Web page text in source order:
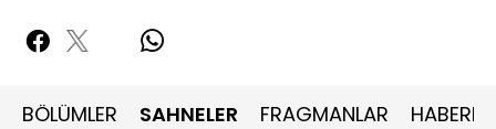
BÖLÜMLER SAHNELER FRAGMANLAR